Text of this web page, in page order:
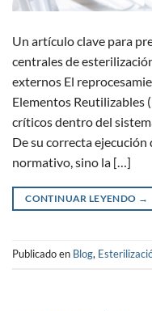
Un artículo clave para
centrales de
externos El
Elementos Reutilizables
críticos dentro del
De su correcta
normativo, sino la […]
CONTINUAR LEYENDO →
Publicado en Blog,